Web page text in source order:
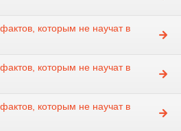
которым не научат в
которым не научат в
которым не научат в